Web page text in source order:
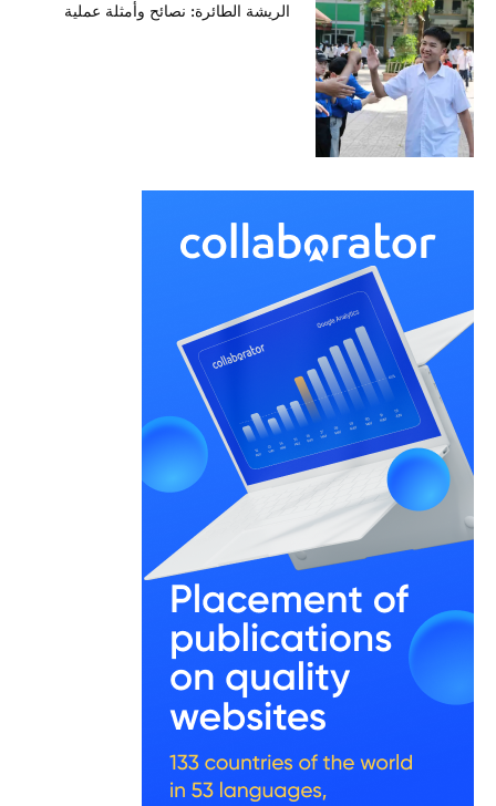
الريشة الطائرة: نصائح وأمثلة عملية